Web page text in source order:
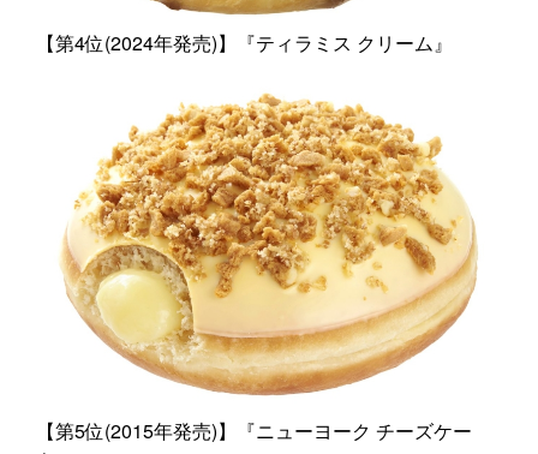
【第4位(2024年発売)】『ティラミス クリーム』
【第5位(2015年発売)】『ニューヨーク チーズケー